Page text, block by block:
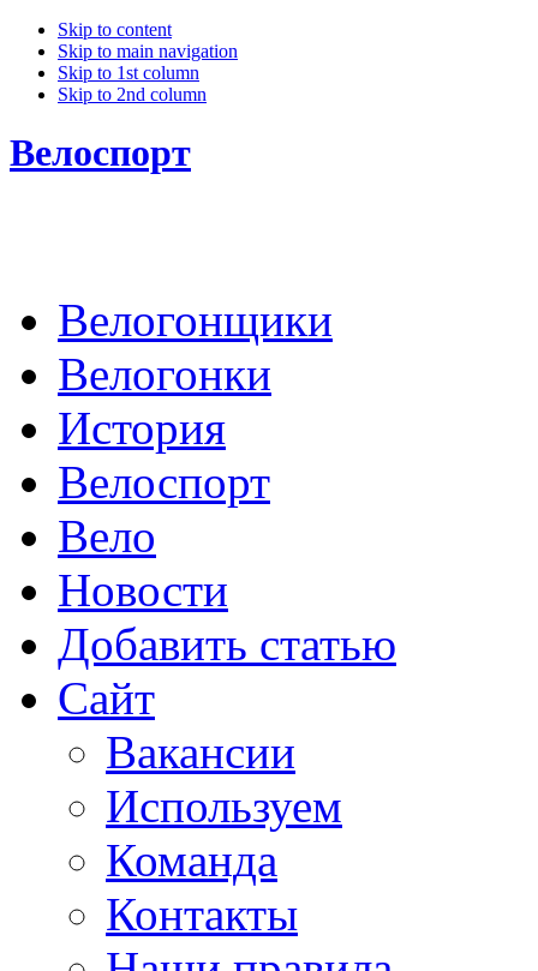
Skip to content
Skip to main navigation
Skip to 1st column
Skip to 2nd column
Велоспорт
Велогонщики
Велогонки
История
Велоспорт
Вело
Новости
Добавить статью
Сайт
Вакансии
Используем
Команда
Контакты